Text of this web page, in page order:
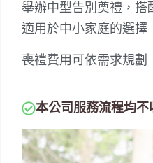
舉辦中型告別奠禮，搭
適用於中小家庭的選擇
喪禮費用可依需求規劃
本公司服務流程均不